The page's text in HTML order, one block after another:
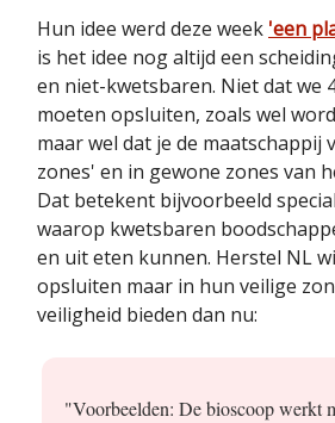
Hun idee werd deze week 'een
is het idee nog altijd een
en niet-kwetsbaren. Niet dat we
moeten opsluiten, zoals wel
maar wel dat je de maatschappij
zones' en in gewone zones van
Dat betekent bijvoorbeeld
waarop kwetsbaren
en uit eten kunnen. Herstel NL
opsluiten maar in hun veilige
veiligheid bieden dan nu:
"Voorbeelden: De bioscoop werkt